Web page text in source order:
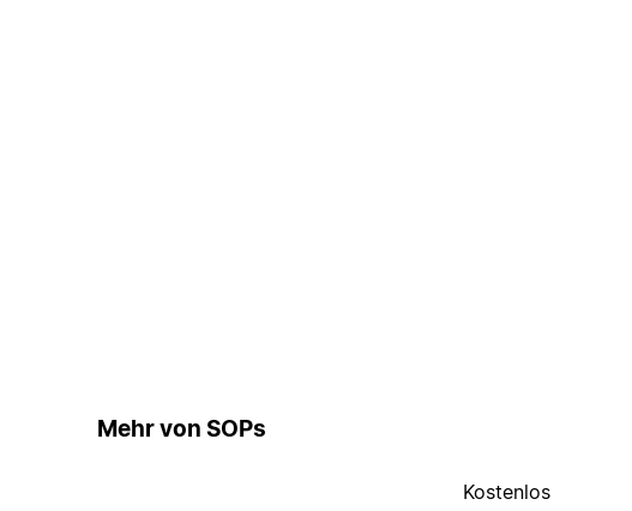
Mehr von SOPs
Kostenlos